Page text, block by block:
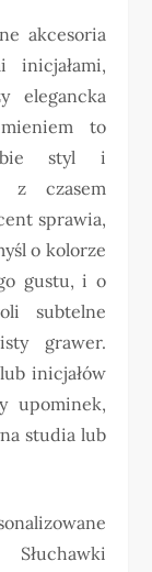
akcesoria
inicjałami,
elegancka
to
styl i
z czasem
sprawia,
o kolorze
gustu, i o
subtelne
grawer.
inicjałów
upominek,
studia lub